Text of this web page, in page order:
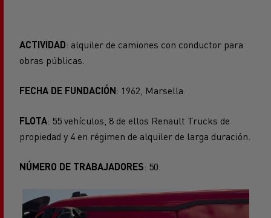
ACTIVIDAD: alquiler de camiones con conductor para
obras públicas.
FECHA DE FUNDACIÓN: 1962, Marsella.
FLOTA: 55 vehículos, 8 de ellos Renault Trucks de
propiedad y 4 en régimen de alquiler de larga duración.
NÚMERO DE TRABAJADORES: 50.